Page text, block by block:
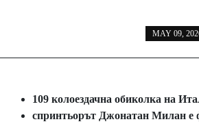
MAY 09,
109 колоездачна обиколка на
спринтьорът Джонатан Милан е